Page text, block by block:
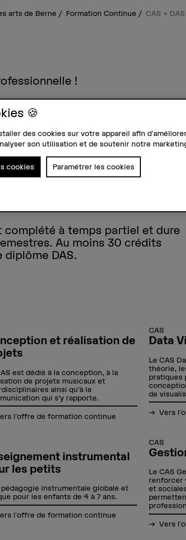
arts de Berne Formation Continue CAS + DAS
!
et le diplôme d'études
universitaire et une
dure un à deux semestres et
Les programmes de CAS
significatifs pour
ou MAS) dans n'importe
complété à temps partiel et dure
Au moins 30 crédits
diplôme DAS.
et réalisation de
est dédié à la conception, à la
de projets musicaux et
ainsi qu’à la
qui s’y rapporte.
l'offre de formation continue
instrumental
les petits
pédagogie instrumentale globale et
pour les enfants de 4 à 7 ans.
l'offre de formation continue
CAS
Data
Le CAS
théorie,
pratiques
de
Vers
CAS
Le CAS
renforcer
et
Vers
🍪
des cookies sur votre appareil afin
son utilisation et de soutenir notre
cookies Paramétrer les cookies